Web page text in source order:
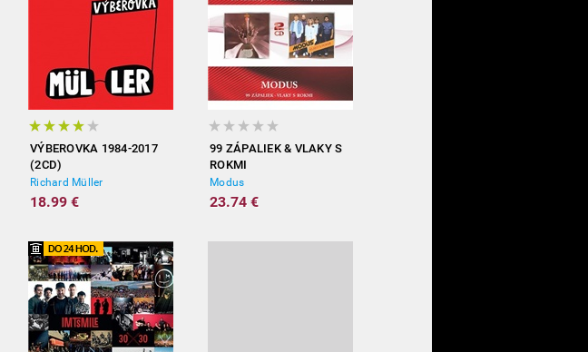
VÝBEROVKA 1984-2017
(2CD)
Richard Müller
18.99 €
99 ZÁPALIEK & VLAKY S
ROKMI
Modus
23.74 €